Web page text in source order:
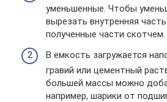
уменьшенные. Чтобы
вырезать внутренняя
полученные части скотчем.
В емкость загружается
гравий или цементный
большей массы можно
например, шарики от